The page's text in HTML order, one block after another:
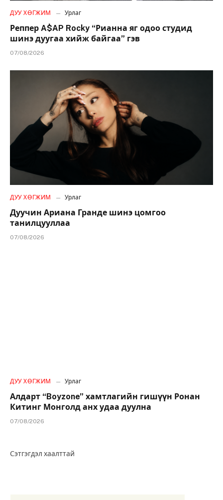
ДУУ ХӨГЖИМ Урлаг
Реппер A$AP Rocky “Рианна яг одоо студид
шинэ дуугаа хийж байгаа” гэв
07/08/2026
ДУУ ХӨГЖИМ Урлаг
Дуучин Ариана Гранде шинэ цомгоо
танилцууллаа
07/08/2026
ДУУ ХӨГЖИМ Урлаг
Алдарт “Boyzone” хамтлагийн гишүүн Ронан
Китинг Монголд анх удаа дуулна
07/08/2026
Сэтгэгдэл хаалттай